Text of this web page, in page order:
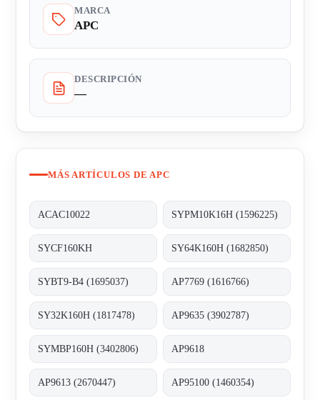
MARCA
APC
DESCRIPCIÓN
—
MÁS ARTÍCULOS DE APC
ACAC10022 SYPM10K16H (1596225)
SYCF160KH SY64K160H (1682850)
SYBT9-B4 (1695037) AP7769 (1616766)
SY32K160H (1817478) AP9635 (3902787)
SYMBP160H (3402806) AP9618
AP9613 (2670447) AP95100 (1460354)